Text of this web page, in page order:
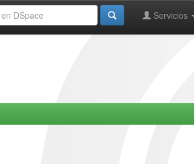
Servicios